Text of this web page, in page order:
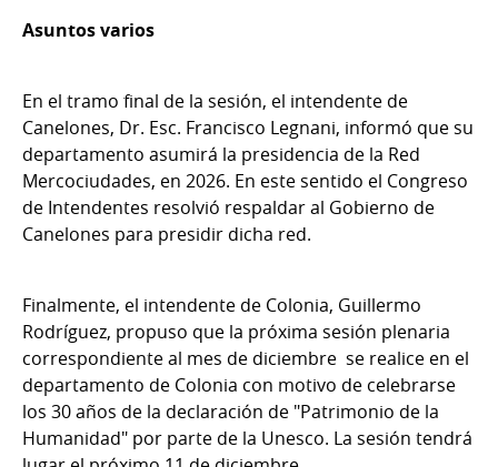
Asuntos varios
En el tramo final de la sesión, el intendente de
Canelones, Dr. Esc. Francisco Legnani, informó que su
departamento asumirá la presidencia de la Red
Mercociudades, en 2026. En este sentido el Congreso
de Intendentes resolvió respaldar al Gobierno de
Canelones para presidir dicha red.
Finalmente, el intendente de Colonia, Guillermo
Rodríguez, propuso que la próxima sesión plenaria
correspondiente al mes de diciembre se realice en el
departamento de Colonia con motivo de celebrarse
los 30 años de la declaración de "Patrimonio de la
Humanidad" por parte de la Unesco. La sesión tendrá